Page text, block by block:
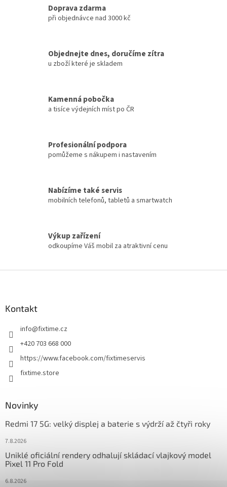
Doprava zdarma
při objednávce nad 3000 kč
Objednejte dnes, doručíme zítra
u zboží které je skladem
Kamenná pobočka
a tisíce výdejních míst po ČR
Profesionální podpora
pomůžeme s nákupem i nastavením
Nabízíme také servis
mobilních telefonů, tabletů a smartwatch
Výkup zařízení
odkoupíme Váš mobil za atraktivní cenu
Kontakt
info@fixtime.cz
+420 703 668 000
https://www.facebook.com/fixtimeservis
fixtime.store
Novinky
Redmi 17 5G: velký displej a baterie s výdrží až čtyři roky
7.8.2026
Uniklé oficiální rendery odhalují skládací vlajkový model
Pixel 11 Pro Fold
6.8.2026